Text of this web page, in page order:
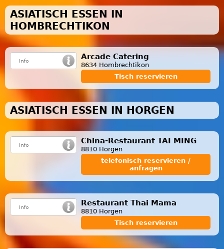
ASIATISCH ESSEN IN
HOMBRECHTIKON
Arcade Catering
8634 Hombrechtikon
Tisch reservieren
ASIATISCH ESSEN IN HORGEN
China-Restaurant TAI MING
8810 Horgen
telefonisch reservieren /
anfragen
Restaurant Thai Mama
8810 Horgen
Tisch reservieren